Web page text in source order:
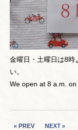
金曜日・土曜日は8時
い。
We open at 8 a.m. on
« PREV
NEXT »